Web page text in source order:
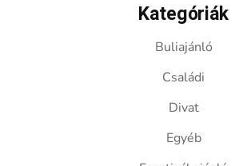
Kategóriák
Buliajánló
Családi
Divat
Egyéb